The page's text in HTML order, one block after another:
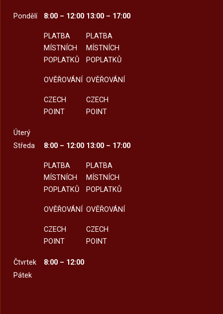
Pondělí 8:00 – 12:00
PLATBA
MÍSTNÍCH
POPLATKŮ
OVĚŘOVÁNÍ
CZECH
POINT
13:00 – 17:00
PLATBA
MÍSTNÍCH
POPLATKŮ
OVĚŘOVÁNÍ
CZECH
POINT
Úterý
Středa
8:00 – 12:00
PLATBA
MÍSTNÍCH
POPLATKŮ
OVĚŘOVÁNÍ
CZECH
POINT
13:00 – 17:00
PLATBA
MÍSTNÍCH
POPLATKŮ
OVĚŘOVÁNÍ
CZECH
POINT
Čtvrtek
8:00 – 12:00
Pátek